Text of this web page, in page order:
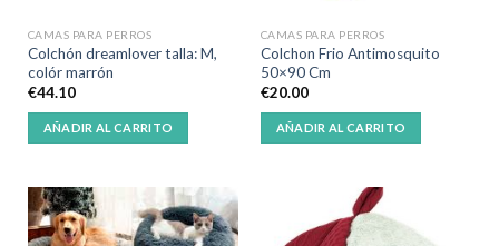
CAMAS PARA PERROS
Colchón dreamlover talla: M,
colór marrón
€44.10
AÑADIR AL CARRITO
CAMAS PARA PERROS
Colchon Frio Antimosquito
50×90 Cm
€20.00
AÑADIR AL CARRITO